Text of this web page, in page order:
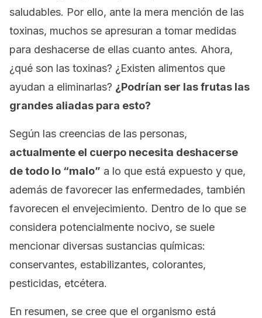
saludables. Por ello, ante la mera mención de las
toxinas, muchos se apresuran a tomar medidas
para deshacerse de ellas cuanto antes. Ahora,
¿qué son las toxinas? ¿Existen alimentos que
ayudan a eliminarlas? ¿Podrían ser las frutas las
grandes aliadas para esto?
Según las creencias de las personas,
actualmente el cuerpo necesita deshacerse
de todo lo “malo” a lo que está expuesto y que,
además de favorecer las enfermedades, también
favorecen el envejecimiento. Dentro de lo que se
considera potencialmente nocivo, se suele
mencionar diversas sustancias químicas:
conservantes, estabilizantes, colorantes,
pesticidas, etcétera.
En resumen, se cree que el organismo está